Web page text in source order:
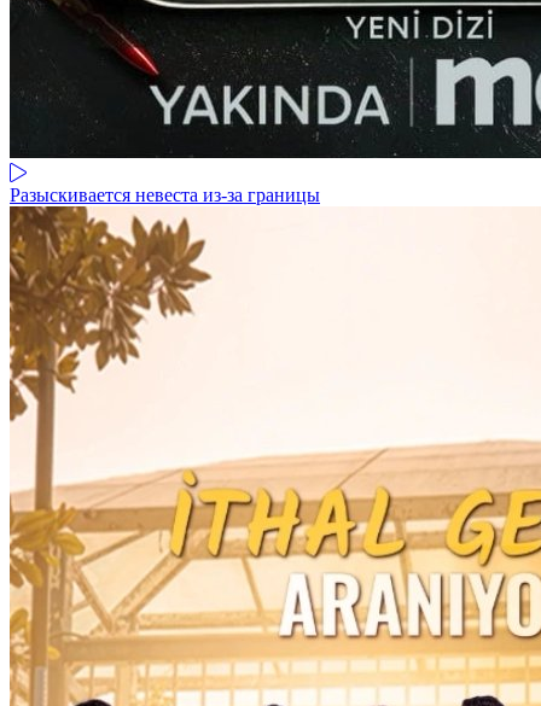
Разыскивается невеста из-за границы